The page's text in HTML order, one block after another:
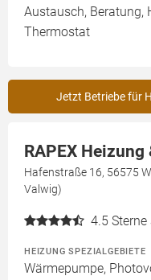
Austausch, Beratung,
Thermostat
Jetzt Betriebe für
RAPEX
Hafenstraße 16, 56575
Valwig)
4.5
HEIZUNG SPEZIALGEBIETE
Wärmepumpe,